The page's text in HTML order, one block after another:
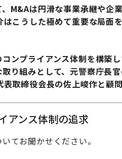
M&Aは円滑な事業承継や企
はこうした極めて重要な局面
ンプライアンス体制を構築
り組みとして、元警察庁長
取締役会長の佐上峻作と顧
アンス体制の追求
てお聞かせください。